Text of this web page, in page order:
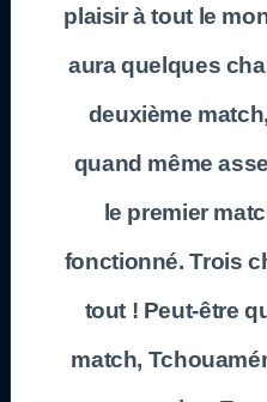
plaisir à tout le
aura quelques
deuxième
quand même
le premier
fonctionné. Trois
tout ! Peut-être
match,